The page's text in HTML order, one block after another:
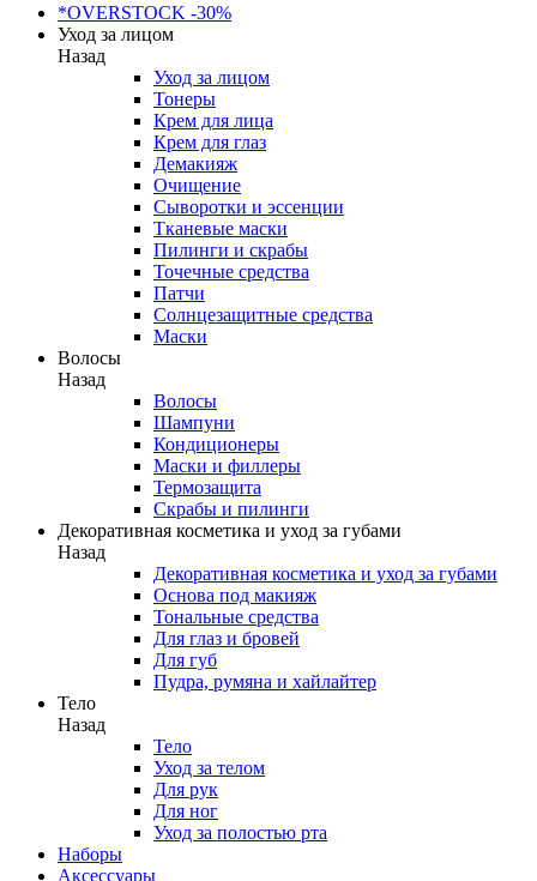
*OVERSTOCK -30%
Уход за лицом
Назад
Уход за лицом
Тонеры
Крем для лица
Крем для глаз
Демакияж
Очищение
Сыворотки и эссенции
Тканевые маски
Пилинги и скрабы
Точечные средства
Патчи
Солнцезащитные средства
Маски
Волосы
Назад
Волосы
Шампуни
Кондиционеры
Маски и филлеры
Термозащита
Скрабы и пилинги
Декоративная косметика и уход за губами
Назад
Декоративная косметика и уход за губами
Основа под макияж
Тональные средства
Для глаз и бровей
Для губ
Пудра, румяна и хайлайтер
Тело
Назад
Тело
Уход за телом
Для рук
Для ног
Уход за полостью рта
Наборы
Аксессуары